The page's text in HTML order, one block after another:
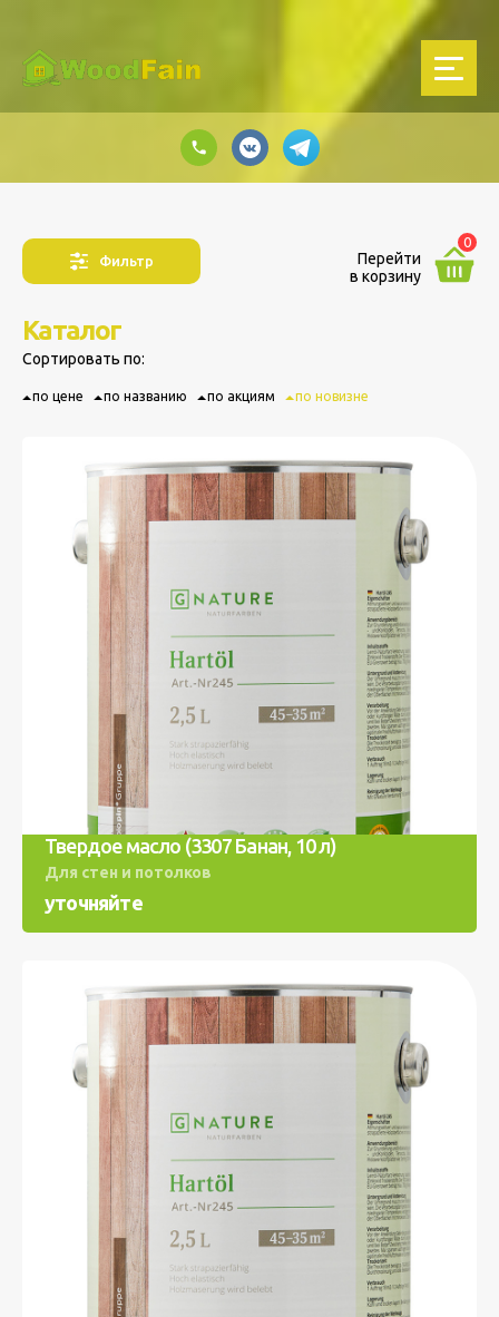
Фильтр
Каталог
Перейти
в корзину
0
Сортировать по:
по цене по названию по акциям по новизне
Твердое масло (3307 Банан, 10 л)
Для стен и потолков
уточняйте